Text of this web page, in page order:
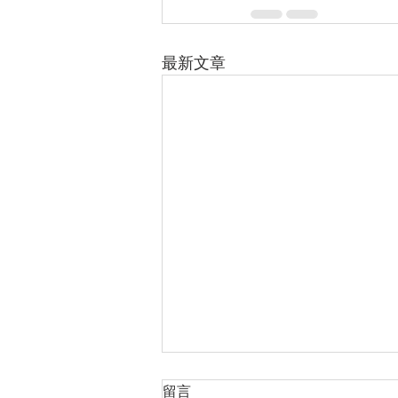
最新文章
日光節約時間開始
留言